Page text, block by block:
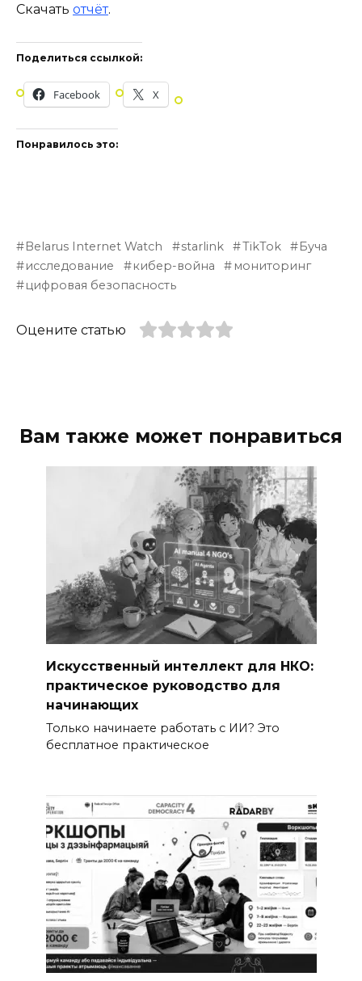
Скачать отчёт.
Поделиться ссылкой:
Facebook X
Понравилось это:
Belarus Internet Watch starlink TikTok
Буча
исследование
кибер-война
мониторинг
цифровая безопасность
Оцените статью
Вам также может понравиться
Искусственный интеллект для НКО:
практическое руководство для
начинающих
Только начинаете работать с ИИ? Это
бесплатное практическое